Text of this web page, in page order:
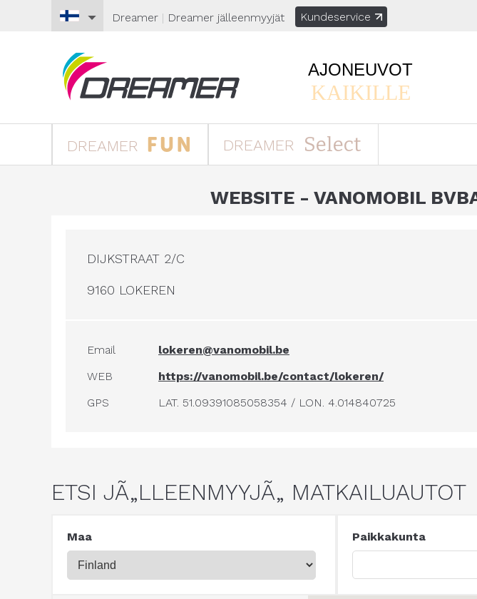
Dreamer | Dreamer jälleenmyyjät Kundeservice
AJONEUVOT
KAIKILLE
DREAMER DREAMER Select
WEBSITE - VANOMOBIL
DIJKSTRAAT 2/C
9160 LOKEREN
Email
lokeren@vanomobil.be
WEB
https://vanomobil.be/contact/lokeren/
GPS
LAT. 51.09391085058354 / LON. 4.014840725
ETSI JÃ„LLEENMYYJÃ„ MATKAILUAUTOT
Maa Paikkakunta